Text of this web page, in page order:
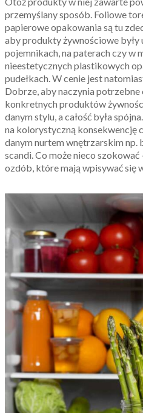
przemyślany sposób. Foliowe
papierowe opakowania są tu
aby produkty żywnościowe były
pojemnikach, na paterach czy w
nieestetycznych plastikowych
pudełkach. W cenie jest
Dobrze, aby naczynia
konkretnych produktów
danym stylu, a całość była
na kolorystyczną konsekwencję
danym nurtem wnętrzarskim np.
scandi. Co może nieco
ozdób, które mają wpisywać się